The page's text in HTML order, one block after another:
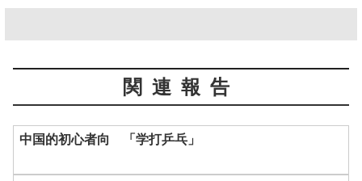
関連報告
中国的初心者向 「学打乒乓」